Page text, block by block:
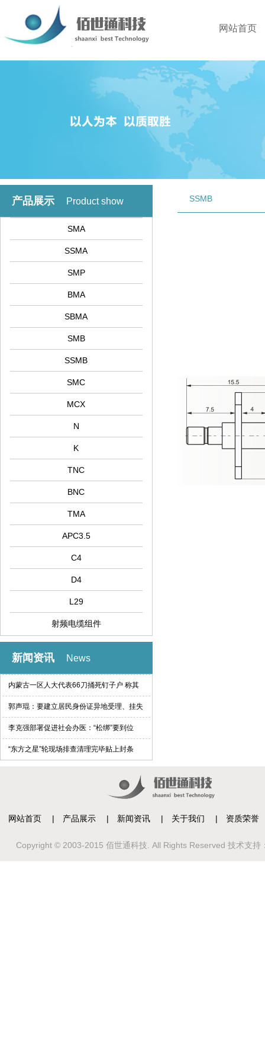
网站首页
产品展示 Product show
SMA
SSMA
SMP
BMA
SBMA
SMB
SSMB
SMC
MCX
N
K
TNC
BNC
TMA
APC3.5
C4
D4
L29
射频电缆组件
新闻资讯 News
内蒙古一区人大代表66刀捅死钉子户 称其
索赔过高
郭声琨：要建立居民身份证异地受理、挂失
等制度
李克强部署促进社会办医：“松绑”要到位
“东方之星”轮现场排查清理完毕贴上封条
SSMB
网站首页 | 产品展示 | 新闻资讯 | 关于我们 | 资质荣誉
Copyright © 2003-2015 佰世通科技. All Rights Reserved 技术支持